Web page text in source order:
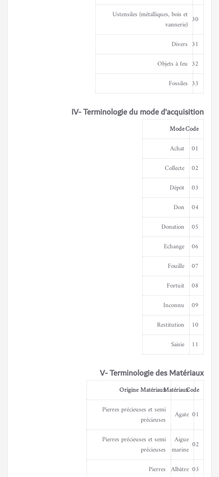
30
Ustensiles (métalliques, bois et
vannerie)
31
Divers
32
Objets à feu
33
Fossiles
IV-Terminologie du mode d’acquisition
Code
Mode
01
Achat
02
Collecte
03
Dépôt
04
Don
05
Donation
06
Echange
07
Fouille
08
Fortuit
09
Inconnu
10
Restitution
11
Saisie
V- Terminologie des Matériaux
Code
Matériaux
Origine Matériaux
01
Agate
Pierres précieuses et semi
précieuses
02
Aigue
marine
Pierres précieuses et semi
précieuses
03
Albâtre
Pierres